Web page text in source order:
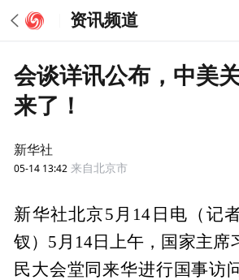
资讯频道
会谈详讯公布，中美
来了！
新华社
05-14 13:42 来自北京市
新华社北京5月14日电（记
钗）5月14日上午，国家主席
民大会堂同来华进行国事访